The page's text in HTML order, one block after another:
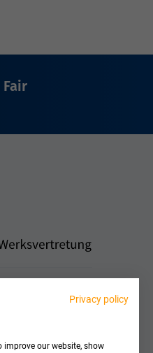
Fair
Privacy policy
our website, show